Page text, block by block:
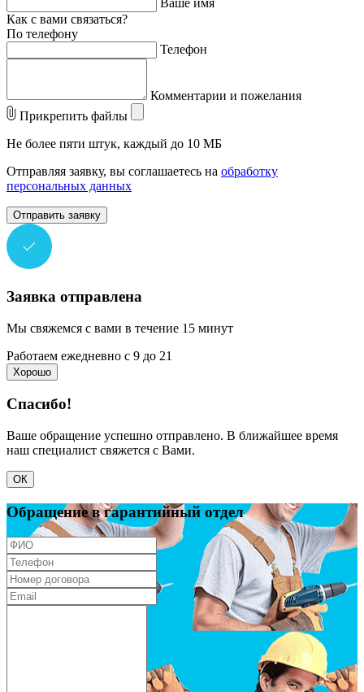
Ваше имя
Как с вами связаться?
По телефону
Телефон
Комментарии и пожелания
Прикрепить файлы
Не более пяти штук, каждый до 10 МБ
Отправляя заявку, вы соглашаетесь на обработку
персональных данных
Отправить заявку
Заявка отправлена
Мы свяжемся с вами в течение 15 минут
Работаем ежедневно с 9 до 21
Хорошо
Спасибо!
Ваше обращение успешно отправлено. В ближайшее время
наш специалист свяжется с Вами.
ОК
Обращение в гарантийный отдел